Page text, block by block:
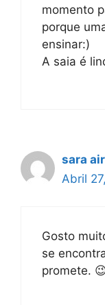
momento
porque
ensinar:)
A saia é
sara
Abril
Gosto
se
promete.